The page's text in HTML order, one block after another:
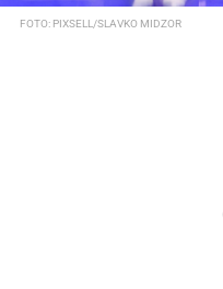
FOTO: PIXSELL/SLAVKO MIDZOR